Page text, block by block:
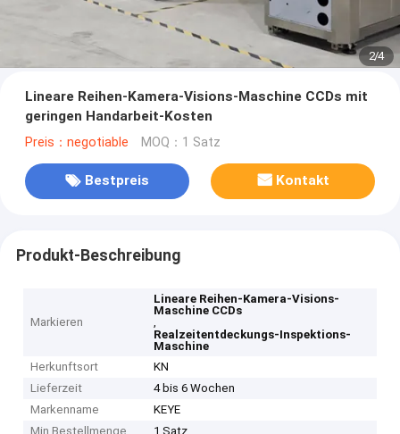
2/4
Lineare Reihen-Kamera-Visions-Maschine CCDs mit
geringen Handarbeit-Kosten
Preis：negotiable MOQ：1 Satz
Bestpreis Kontakt
Produkt-Beschreibung
Markieren
Lineare Reihen-Kamera-Visions-
Maschine CCDs
,
Realzeitentdeckungs-Inspektions-
Maschine
Herkunftsort
KN
Lieferzeit
4 bis 6 Wochen
Markenname
KEYE
Min Bestellmenge
1 Satz